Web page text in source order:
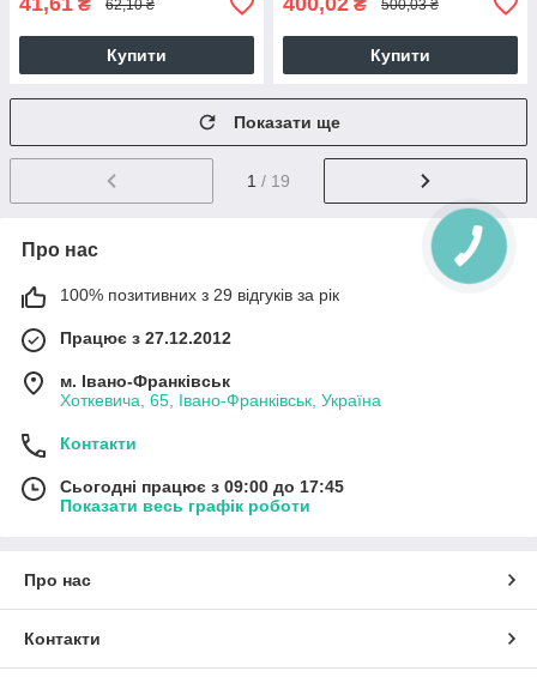
₴ 62,10 ₴
Купити
₴ 500,03 ₴
Купити
Показати ще
1 / 19
Про нас
100% позитивних з 29 відгуків за рік
Працює з 27.12.2012
м. Івано-Франківськ
Хоткевича, 65, Івано-Франківськ, Україна
Контакти
Сьогодні працює з 09:00 до 17:45
Показати весь графік роботи
Про нас
Контакти